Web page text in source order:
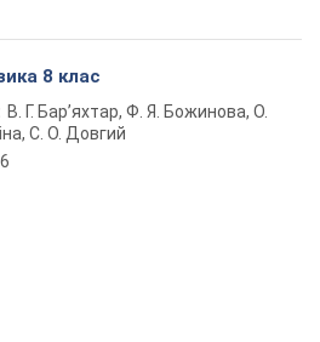
8 клас
В. Г. Бар’яхтар, Ф. Я. Божинова, О.
С. О. Довгий